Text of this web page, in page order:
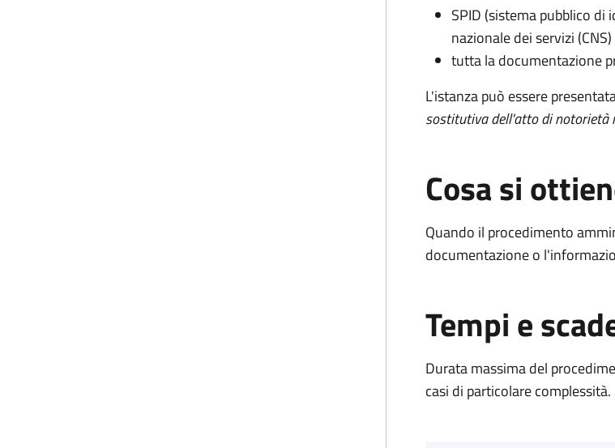
SPID (sistema pubblico di
nazionale dei servizi (CNS)
tutta la documentazione
L'istanza può essere
sostitutiva dell'atto di notorietà
Cosa si
Quando il procedimento
documentazione o
Tempi e
Durata massima del
casi di particolare complessità.